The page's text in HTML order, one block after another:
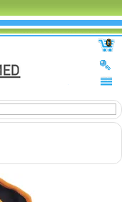
0